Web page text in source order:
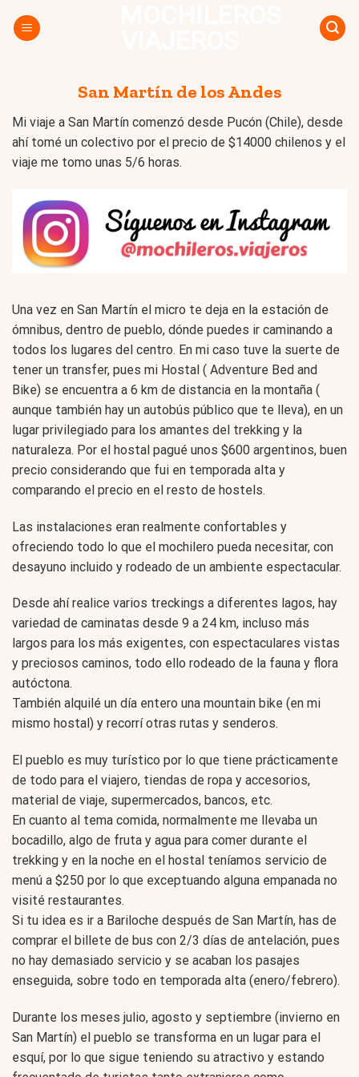
San Martín de los Andes
Mi viaje a San Martín comenzó desde Pucón (Chile), desde
ahí tomé un colectivo por el precio de $14000 chilenos y el
viaje me tomo unas 5/6 horas.
Una vez en San Martín el micro te deja en la estación de
ómnibus, dentro de pueblo, dónde puedes ir caminando a
todos los lugares del centro. En mi caso tuve la suerte de
tener un transfer, pues mi Hostal ( Adventure Bed and
Bike) se encuentra a 6 km de distancia en la montaña (
aunque también hay un autobús público que te lleva), en un
lugar privilegiado para los amantes del trekking y la
naturaleza. Por el hostal pagué unos $600 argentinos, buen
precio considerando que fui en temporada alta y
comparando el precio en el resto de hostels.
Las instalaciones eran realmente confortables y
ofreciendo todo lo que el mochilero pueda necesitar, con
desayuno incluido y rodeado de un ambiente espectacular.
Desde ahí realice varios treckings a diferentes lagos, hay
variedad de caminatas desde 9 a 24 km, incluso más
largos para los más exigentes, con espectaculares vistas
y preciosos caminos, todo ello rodeado de la fauna y flora
autóctona.
También alquilé un día entero una mountain bike (en mi
mismo hostal) y recorrí otras rutas y senderos.
El pueblo es muy turístico por lo que tiene prácticamente
de todo para el viajero, tiendas de ropa y accesorios,
material de viaje, supermercados, bancos, etc.
En cuanto al tema comida, normalmente me llevaba un
bocadillo, algo de fruta y agua para comer durante el
trekking y en la noche en el hostal teníamos servicio de
menú a $250 por lo que exceptuando alguna empanada no
visité restaurantes.
Si tu idea es ir a Bariloche después de San Martín, has de
comprar el billete de bus con 2/3 días de antelación, pues
no hay demasiado servicio y se acaban los pasajes
enseguida, sobre todo en temporada alta (enero/febrero).
Durante los meses julio, agosto y septiembre (invierno en
San Martín) el pueblo se transforma en un lugar para el
esquí, por lo que sigue teniendo su atractivo y estando